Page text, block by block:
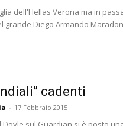
dell'Hellas Verona ma in
grande Diego Armando
cadenti
- 17 Febbraio 2015